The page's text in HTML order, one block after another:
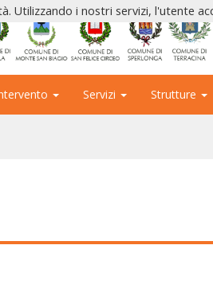
Servizi Strutture
Utilizzando i nostri servizi, l'utente